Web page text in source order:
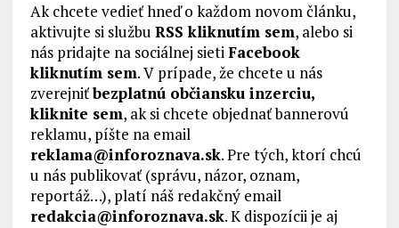
Ak chcete vedieť hneď o každom novom článku,
aktivujte si službu RSS kliknutím sem, alebo si
nás pridajte na sociálnej sietiFacebook
kliknutím sem. V prípade, že chcete u nás
zverejniťbezplatnú občiansku inzerciu,
kliknite sem, ak si chcete objednať bannerovú
reklamu, píšte na email
reklama@inforoznava.sk. Pre tých, ktorí chcú
u nás publikovať (správu, názor, oznam,
reportáž…), platí náš redakčný email
redakcia@inforoznava.sk. K dispozícii je aj